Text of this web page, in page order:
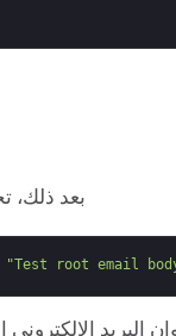
بعد ذلك،
"Test root email